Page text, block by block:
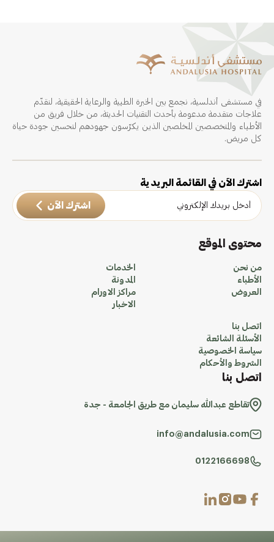
في مستشفى أندلسية، نجمع بين الخبرة الطبية والرعاية الحقيقية، لنقدّم
علاجات متقدمة مدعومة بأحدث التقنيات الحديثة، من خلال فريق من
الأطباء والمتخصصين المخلصين الذين يكرّسون جهودهم لتحسين جودة حياة
كل مريض.
اشترك الآن في القائمة البريدية
اشترك الآن
محتوى الموقع
من نحن
الأطباء
العروض
الخدمات
المدونة
مراكز الاورام
الاخبار
اتصل بنا
الأسئلة الشائعة
سياسة الخصوصية
الشروط والأحكام
اتصل بنا
تقاطع عبدالله سليمان مع طريق الجامعة - جدة
info@andalusia.com
0122166698